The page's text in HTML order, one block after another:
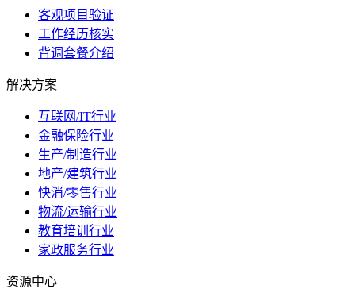
客观项目验证
工作经历核实
背调套餐介绍
解决方案
互联网/IT行业
金融保险行业
生产/制造行业
地产/建筑行业
快消/零售行业
物流/运输行业
教育培训行业
家政服务行业
资源中心